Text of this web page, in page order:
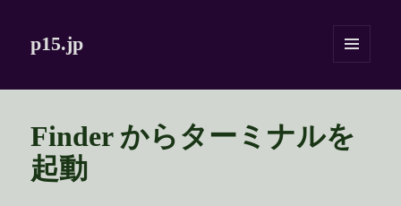
p15.jp
Finder からターミナルを
起動